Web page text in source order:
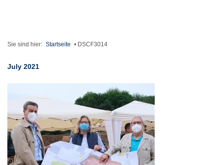
Sie sind hier: Startseite • DSCF3014
July 2021